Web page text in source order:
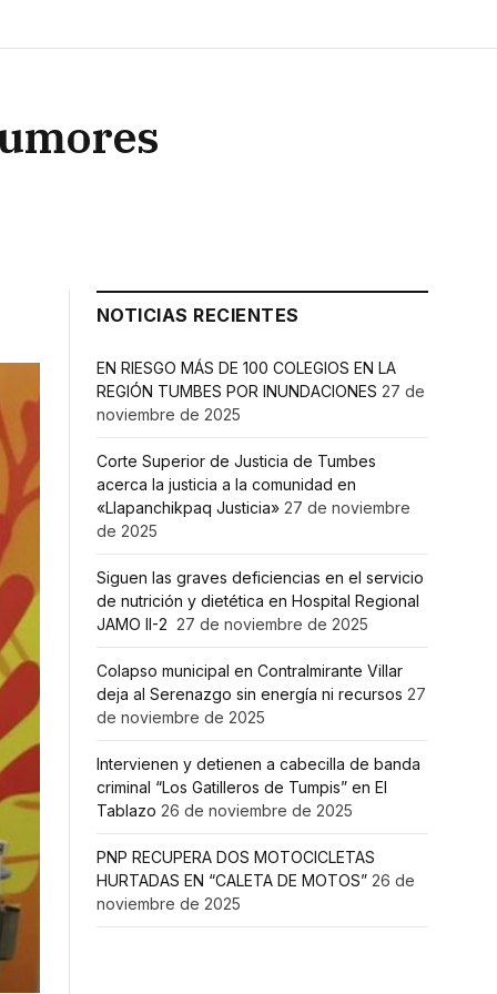
NOTICIAS RECIENTES
EN RIESGO MÁS DE 100 COLEGIOS EN LA
REGIÓN TUMBES POR INUNDACIONES 27 de
noviembre de 2025
Corte Superior de Justicia de Tumbes
acerca la justicia a la comunidad en
«Llapanchikpaq Justicia» 27 de noviembre
de 2025
Siguen las graves deficiencias en el servicio
de nutrición y dietética en Hospital Regional
JAMO II-2 27 de noviembre de 2025
Colapso municipal en Contralmirante Villar
deja al Serenazgo sin energía ni recursos 27
de noviembre de 2025
Intervienen y detienen a cabecilla de banda
criminal “Los Gatilleros de Tumpis” en El
Tablazo 26 de noviembre de 2025
PNP RECUPERA DOS MOTOCICLETAS
HURTADAS EN “CALETA DE MOTOS” 26 de
noviembre de 2025